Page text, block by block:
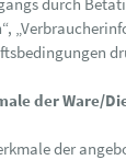
der Ware/
der